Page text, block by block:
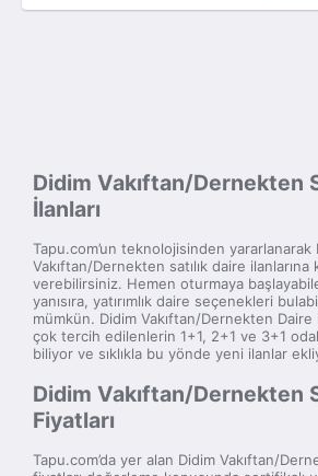
Didim Vakıftan/Dernekten
İlanları
Tapu.com’un teknolojisinden yararlanarak
Vakıftan/Dernekten satılık daire
verebilirsiniz. Hemen oturmaya
yanısıra, yatırımlık daire seçenekleri
mümkün. Didim Vakıftan/Dernekten Daire
çok tercih edilenlerin 1+1, 2+1 ve 3+1
biliyor ve sıklıkla bu yönde yeni ilanlar
Didim Vakıftan/Dernekten
Fiyatları
Tapu.com’da yer alan Didim Vakıftan/